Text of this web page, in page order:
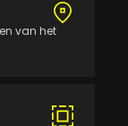
van het